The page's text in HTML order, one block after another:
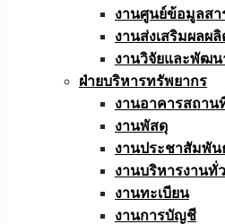
งานศูนย์ข้อมูลสา
งานส่งเสริมผลผ
งานวิจัยและพัฒน
ฝ่ายบริหารทรัพยากร
งานอาคารสถาน
งานพัสดุ
งานประชาสัมพัน
งานบริหารงานทั่
งานทะเบียน
งานการบัญชี